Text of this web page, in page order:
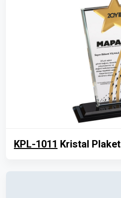
KPL-1011 Kristal Plaket